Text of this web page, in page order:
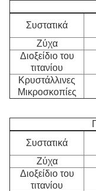
Συστατικά
Ζύχα
Διοξείδιο του
τιτανίου
Κρυστάλλινες
Μικροσκοπίες
Συστατικά
Ζύχα
Διοξείδιο του
τιτανίου